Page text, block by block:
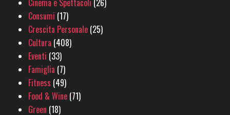
Cinema e Spettacoli (26)
Consumi (17)
Crescita Personale (25)
Cultura (408)
Eventi (33)
Famiglia (7)
Fitness (49)
Food & Wine (71)
Green (18)